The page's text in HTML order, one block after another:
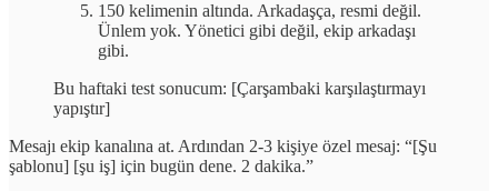
150 kelimenin altında. Arkadaşça, resmi değil.
Ünlem yok. Yönetici gibi değil, ekip arkadaşı
gibi.
Bu haftaki test sonucum: [Çarşambaki karşılaştırmayı
yapıştır]
Mesajı ekip kanalına at. Ardından 2-3 kişiye özel mesaj: “[Şu
şablonu] [şu iş] için bugün dene. 2 dakika.”